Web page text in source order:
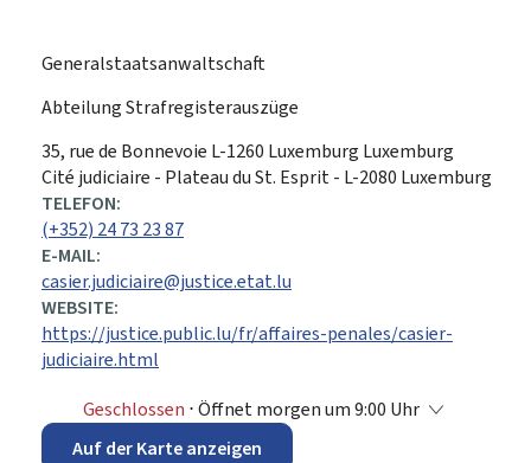
Generalstaatsanwaltschaft
Abteilung Strafregisterauszüge
ADRESSE:
35, rue de Bonnevoie L-1260 Luxemburg Luxemburg
Cité judiciaire - Plateau du St. Esprit - L-2080 Luxemburg
TELEFON:
(+352) 24 73 23 87
E-MAIL:
casier.judiciaire@justice.etat.lu
WEBSITE:
https://justice.public.lu/fr/affaires-penales/casier-
judiciaire.html
Geschlossen ⋅ Öffnet morgen um 9:00 Uhr
Auf der Karte anzeigen